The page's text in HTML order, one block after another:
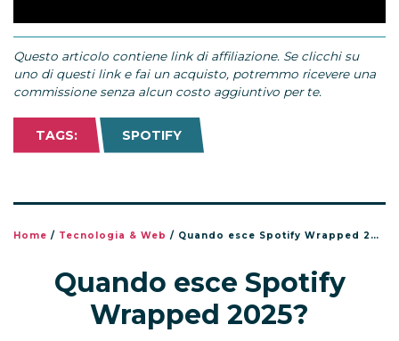
Questo articolo contiene link di affiliazione. Se clicchi su
uno di questi link e fai un acquisto, potremmo ricevere una
commissione senza alcun costo aggiuntivo per te.
TAGS: SPOTIFY
Home / Tecnologia & Web / Quando esce Spotify Wrapped 2025?
Quando esce Spotify
Wrapped 2025?